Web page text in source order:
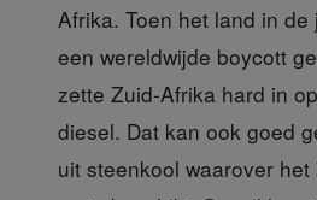
Afrika. Toen het land in
een wereldwijde boycott
zette Zuid-Afrika hard in
diesel. Dat kan ook goed
uit steenkool waarover